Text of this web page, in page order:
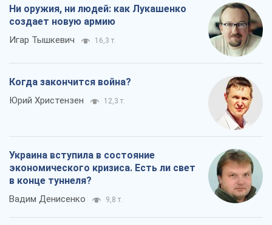
Ни оружия, ни людей: как Лукашенко
создает новую армию
Игар Тышкевич 16,3 т.
Когда закончится война?
Юрий Христензен 12,3 т.
Украина вступила в состояние
экономического кризиса. Есть ли свет
в конце туннеля?
Вадим Денисенко 9,8 т.